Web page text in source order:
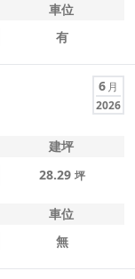
車位
有
6 月
2026
建坪
28.29 坪
車位
無